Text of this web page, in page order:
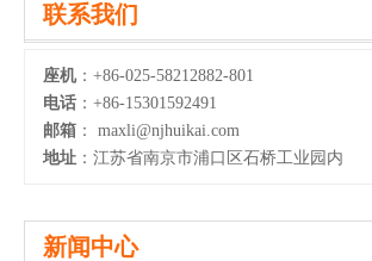
联系我们
座机：+86-025-58212882-801
电话 ：+86-15301592491
邮箱 ： maxli@njhuikai.com
地址 ：江苏省南京市浦口区石桥工业园内
新闻中心